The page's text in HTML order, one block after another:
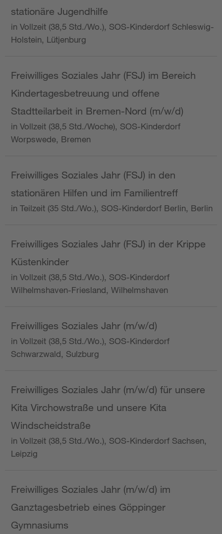
stationäre Jugendhilfe
in Vollzeit (38,5 Std./Wo.), SOS-Kinderdorf Schleswig-
Holstein, Lütjenburg
Freiwilliges Soziales Jahr (FSJ) im Bereich
Kindertagesbetreuung und offene
Stadtteilarbeit in Bremen-Nord (m/w/d)
in Vollzeit (38,5 Std./Woche), SOS-Kinderdorf
Worpswede, Bremen
Freiwilliges Soziales Jahr (FSJ) in den
stationären Hilfen und im Familientreff
in Teilzeit (35 Std./Wo.), SOS-Kinderdorf Berlin, Berlin
Freiwilliges Soziales Jahr (FSJ) in der Krippe
Küstenkinder
in Vollzeit (38,5 Std./Wo.), SOS-Kinderdorf
Wilhelmshaven-Friesland, Wilhelmshaven
Freiwilliges Soziales Jahr (m/w/d)
in Vollzeit (38,5 Std./Wo.), SOS-Kinderdorf
Schwarzwald, Sulzburg
Freiwilliges Soziales Jahr (m/w/d) für unsere
Kita Virchowstraße und unsere Kita
Windscheidstraße
in Vollzeit (38,5 Std./Wo.), SOS-Kinderdorf Sachsen,
Leipzig
Freiwilliges Soziales Jahr (m/w/d) im
Ganztagesbetrieb eines Göppinger
Gymnasiums